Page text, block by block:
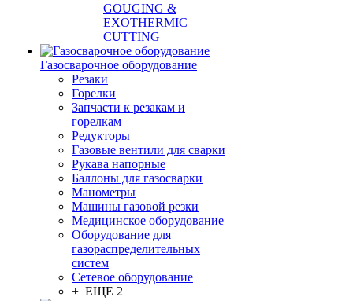
GOUGING &
EXOTHERMIC
CUTTING
Газосварочное оборудование
Резаки
Горелки
Запчасти к резакам и
горелкам
Редукторы
Газовые вентили для сварки
Рукава напорные
Баллоны для газосварки
Манометры
Машины газовой резки
Медицинское оборудование
Оборудование для
газораспределительных
систем
Сетевое оборудование
+ ЕЩЕ 2